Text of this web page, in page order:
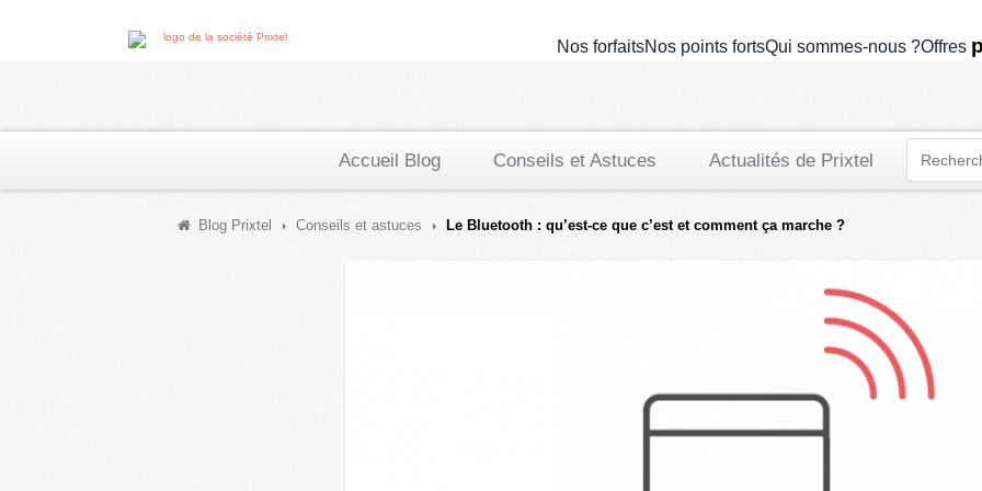
Nos forfaitsNos points fortsQui sommes-nous ?Offres
Accueil Blog Conseils et Astuces Actualités de Prixtel
Blog Prixtel Conseils et astuces Le Bluetooth : qu’est-ce que c’est et comment ça marche ?